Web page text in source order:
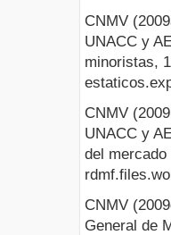
CNMV
UNACC y
minoristas,
CNMV
UNACC y
del
CNMV
General de